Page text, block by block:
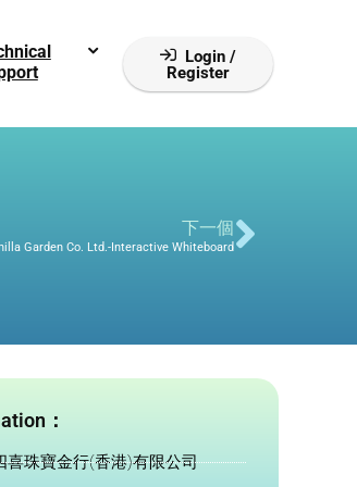
Login /
Register
下一個
Garden Co. Ltd.-Interactive Whiteboard
：
喜珠寶金行(香港)有限公司